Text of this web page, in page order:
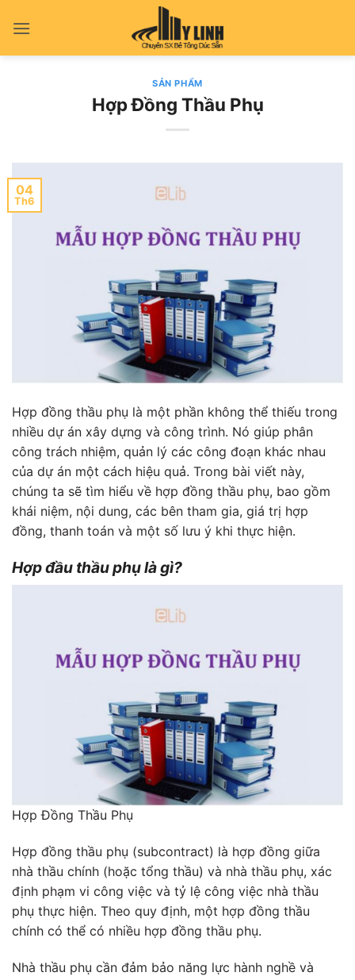
qua
SẢN PHẨM
Hợp Đồng Thầu Phụ
04
Th6
Hợp đồng thầu phụ là một phần không thể thiếu trong
nhiều dự án xây dựng và công trình. Nó giúp phân
công trách nhiệm, quản lý các công đoạn khác nhau
của dự án một cách hiệu quả. Trong bài viết này,
chúng ta sẽ tìm hiểu về hợp đồng thầu phụ, bao gồm
khái niệm, nội dung, các bên tham gia, giá trị hợp
đồng, thanh toán và một số lưu ý khi thực hiện.
Hợp đầu thầu phụ là gì?
Hợp Đồng Thầu Phụ
Hợp đồng thầu phụ (subcontract) là hợp đồng giữa
nhà thầu chính (hoặc tổng thầu) và nhà thầu phụ, xác
định phạm vi công việc và tỷ lệ công việc nhà thầu
phụ thực hiện. Theo quy định, một hợp đồng thầu
chính có thể có nhiều hợp đồng thầu phụ.
Nhà thầu phụ cần đảm bảo năng lực hành nghề và